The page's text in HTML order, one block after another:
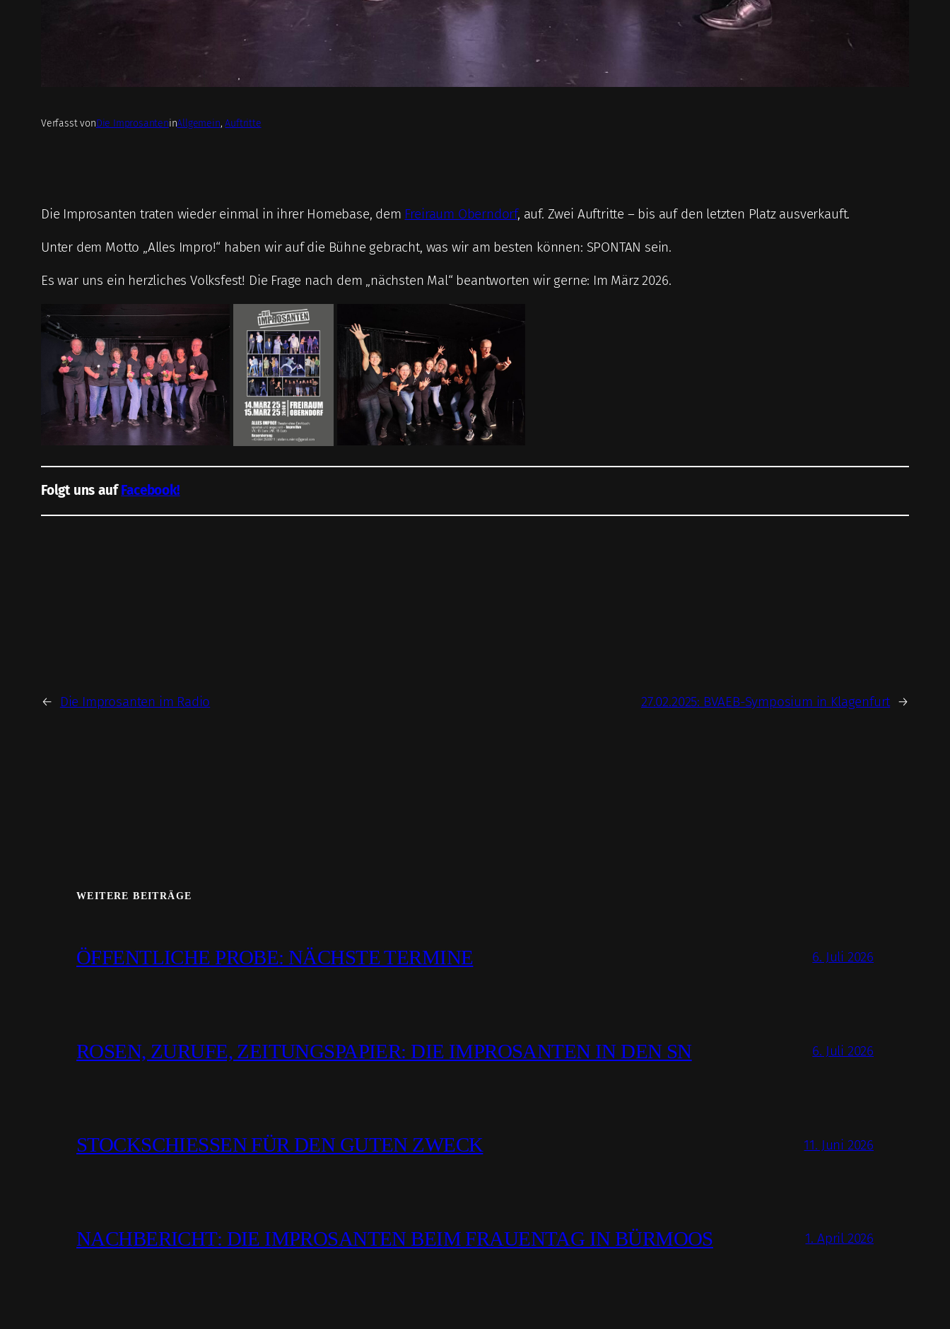
Verfasst vonDie ImprosanteninAllgemein, Auftritte
Die Improsanten traten wieder einmal in ihrer Homebase, dem Freiraum Oberndorf, auf. Zwei Auftritte – bis auf den letzten Platz ausverkauft.
Unter dem Motto „Alles Impro!“ haben wir auf die Bühne gebracht, was wir am besten können: SPONTAN sein.
Es war uns ein herzliches Volksfest! Die Frage nach dem „nächsten Mal“ beantworten wir gerne: Im März 2026.
Folgt uns aufFacebook!
← Die Improsanten im Radio 27.02.2025: BVAEB-Symposium in Klagenfurt →
WEITERE BEITRÄGE
ÖFFENTLICHE PROBE: NÄCHSTE TERMINE 6. Juli 2026
ROSEN, ZURUFE, ZEITUNGSPAPIER: DIE IMPROSANTEN IN DEN SN 6. Juli 2026
STOCKSCHIESSEN FÜR DEN GUTEN ZWECK 11. Juni 2026
NACHBERICHT: DIE IMPROSANTEN BEIM FRAUENTAG IN BÜRMOOS 1. April 2026